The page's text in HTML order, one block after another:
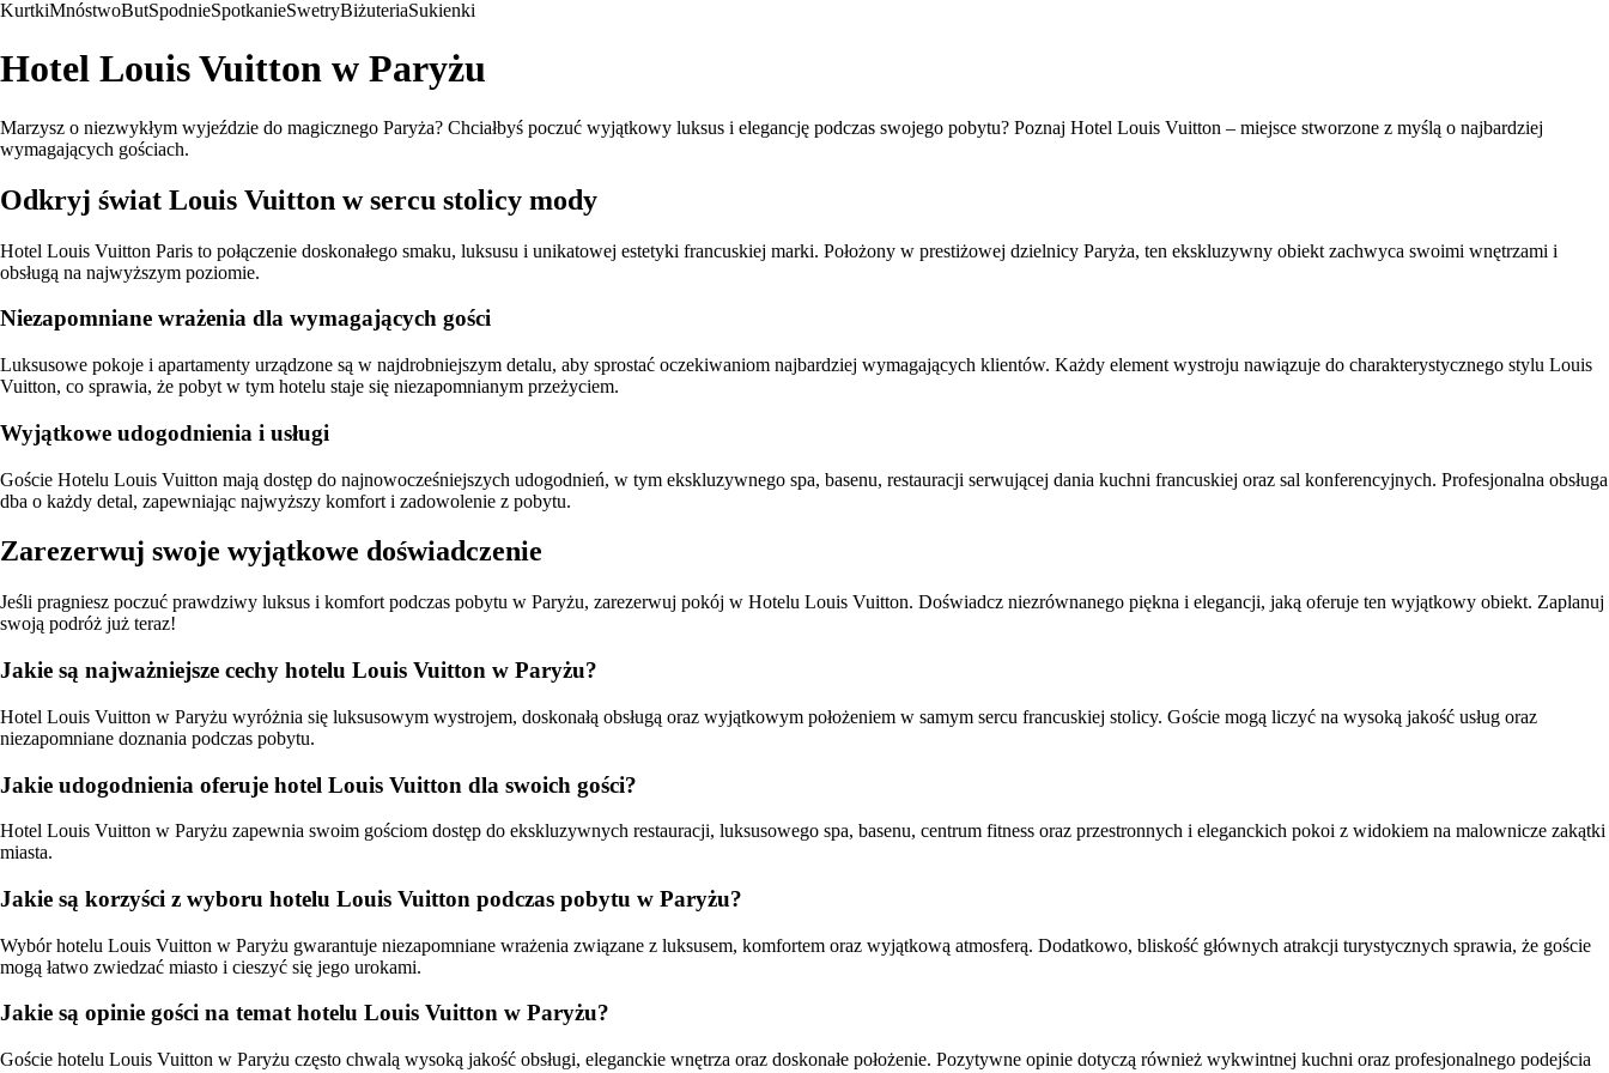
KurtkiMnóstwoButSpodnieSpotkanieSwetryBiżuteriaSukienki
Hotel Louis Vuitton w Paryżu
Marzysz o niezwykłym wyjeździe do magicznego Paryża? Chciałbyś poczuć wyjątkowy luksus i elegancję podczas swojego pobytu? Poznaj Hotel Louis Vuitton – miejsce stworzone z myślą o najbardziej
wymagających gościach.
Odkryj świat Louis Vuitton w sercu stolicy mody
Hotel Louis Vuitton Paris to połączenie doskonałego smaku, luksusu i unikatowej estetyki francuskiej marki. Położony w prestiżowej dzielnicy Paryża, ten ekskluzywny obiekt zachwyca swoimi wnętrzami i
obsługą na najwyższym poziomie.
Niezapomniane wrażenia dla wymagających gości
Luksusowe pokoje i apartamenty urządzone są w najdrobniejszym detalu, aby sprostać oczekiwaniom najbardziej wymagających klientów. Każdy element wystroju nawiązuje do charakterystycznego stylu Louis
Vuitton, co sprawia, że pobyt w tym hotelu staje się niezapomnianym przeżyciem.
Wyjątkowe udogodnienia i usługi
Goście Hotelu Louis Vuitton mają dostęp do najnowocześniejszych udogodnień, w tym ekskluzywnego spa, basenu, restauracji serwującej dania kuchni francuskiej oraz sal konferencyjnych. Profesjonalna obsługa
dba o każdy detal, zapewniając najwyższy komfort i zadowolenie z pobytu.
Zarezerwuj swoje wyjątkowe doświadczenie
Jeśli pragniesz poczuć prawdziwy luksus i komfort podczas pobytu w Paryżu, zarezerwuj pokój w Hotelu Louis Vuitton. Doświadcz niezrównanego piękna i elegancji, jaką oferuje ten wyjątkowy obiekt. Zaplanuj
swoją podróż już teraz!
Jakie są najważniejsze cechy hotelu Louis Vuitton w Paryżu?
Hotel Louis Vuitton w Paryżu wyróżnia się luksusowym wystrojem, doskonałą obsługą oraz wyjątkowym położeniem w samym sercu francuskiej stolicy. Goście mogą liczyć na wysoką jakość usług oraz
niezapomniane doznania podczas pobytu.
Jakie udogodnienia oferuje hotel Louis Vuitton dla swoich gości?
Hotel Louis Vuitton w Paryżu zapewnia swoim gościom dostęp do ekskluzywnych restauracji, luksusowego spa, basenu, centrum fitness oraz przestronnych i eleganckich pokoi z widokiem na malownicze zakątki
miasta.
Jakie są korzyści z wyboru hotelu Louis Vuitton podczas pobytu w Paryżu?
Wybór hotelu Louis Vuitton w Paryżu gwarantuje niezapomniane wrażenia związane z luksusem, komfortem oraz wyjątkową atmosferą. Dodatkowo, bliskość głównych atrakcji turystycznych sprawia, że goście
mogą łatwo zwiedzać miasto i cieszyć się jego urokami.
Jakie są opinie gości na temat hotelu Louis Vuitton w Paryżu?
Goście hotelu Louis Vuitton w Paryżu często chwalą wysoką jakość obsługi, eleganckie wnętrza oraz doskonałe położenie. Pozytywne opinie dotyczą również wykwintnej kuchni oraz profesjonalnego podejścia